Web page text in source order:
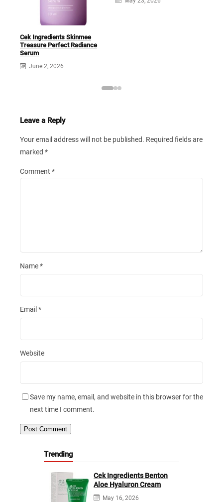
Cek Ingredients Skinmee
Treasure Perfect Radiance
Serum
June 2, 2026
Leave a Reply
Your email address will not be published. Required fields are
marked *
Comment *
Name*
Email *
Website
Save my name, email, and website in this browser for the
next time I comment.
Trending
Cek Ingredients Benton
Aloe Hyaluron Cream
May 16, 2026